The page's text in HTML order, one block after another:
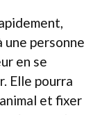
une personne
en se
Elle pourra
et fixer